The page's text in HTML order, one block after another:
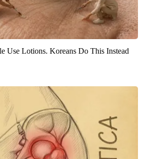
Use Lotions. Koreans Do This Instead